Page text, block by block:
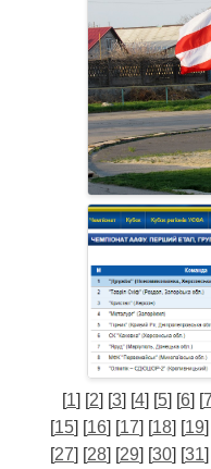
[1] [2] [3] [4] [5] [6] [7
[15] [16] [17] [18] [19
[27] [28] [29] [30] [31